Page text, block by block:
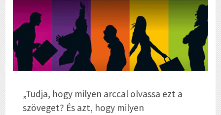
„Tudja, hogy milyen arccal olvassa ezt a
szöveget? És azt, hogy milyen